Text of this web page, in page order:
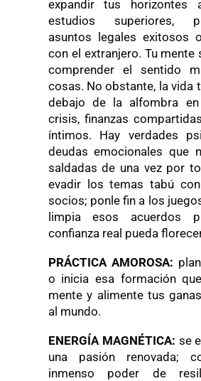
expandir tus horizontes
estudios superiores,
asuntos legales exitosos
con el extranjero. Tu mente
comprender el sentido
cosas. No obstante, la vida
debajo de la alfombra
crisis, finanzas
íntimos. Hay verdades
deudas emocionales que
saldadas de una vez por
evadir los temas tabú
socios; ponle fin a los
limpia esos acuerdos
confianza real pueda
PRÁCTICA AMOROSA:
o inicia esa formación
mente y alimente tus
al mundo.
ENERGÍA MAGNÉTICA: se
una pasión renovada;
inmenso poder de